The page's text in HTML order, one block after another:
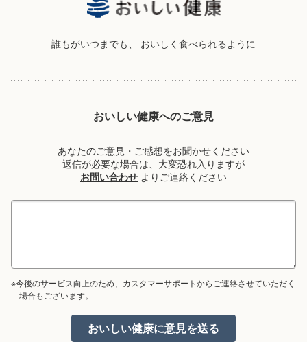
誰もがいつまでも、 おいしく食べられるように
おいしい健康へのご意見
あなたのご意見・ご感想をお聞かせください
返信が必要な場合は、大変恐れ入りますが
お問い合わせ よりご連絡ください
※今後のサービス向上のため、カスタマーサポートからご連絡させていただく
場合もございます。